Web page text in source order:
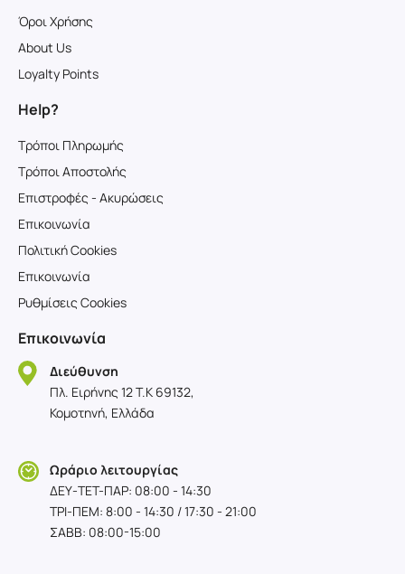
Όροι Χρήσης
About Us
Loyalty Points
Help?
Τρόποι Πληρωμής
Τρόποι Αποστολής
Επιστροφές - Ακυρώσεις
Επικοινωνία
Πολιτική Cookies
Επικοινωνία
Ρυθμίσεις Cookies
Επικοινωνία
Διεύθυνση
Πλ. Ειρήνης 12 T.K 69132,
Κομοτηνή, Ελλάδα
Ωράριο λειτουργίας
ΔΕΥ-TET-ΠΑΡ: 08:00 - 14:30
ΤΡΙ-ΠΕΜ: 8:00 - 14:30 / 17:30 - 21:00
ΣΑΒΒ: 08:00-15:00